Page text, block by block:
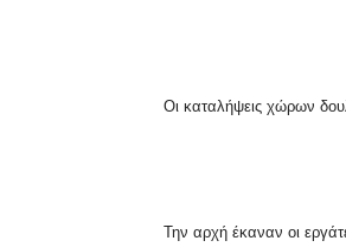
Οι καταλήψεις χώρων
Την αρχή έκαναν οι